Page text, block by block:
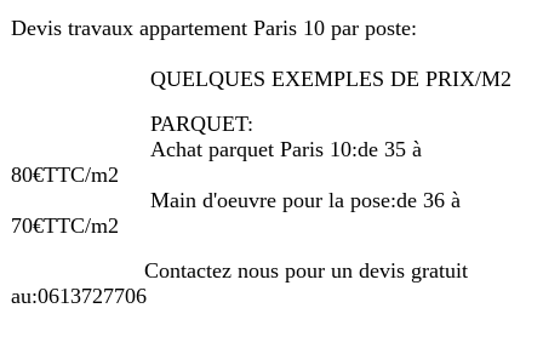
Devis travaux appartement Paris 10 par poste:
QUELQUES EXEMPLES DE PRIX/M2
PARQUET:
Achat parquet Paris 10:de 35 à
80€TTC/m2
Main d'oeuvre pour la pose:de 36 à
70€TTC/m2
Contactez nous pour un devis gratuit
au:0613727706